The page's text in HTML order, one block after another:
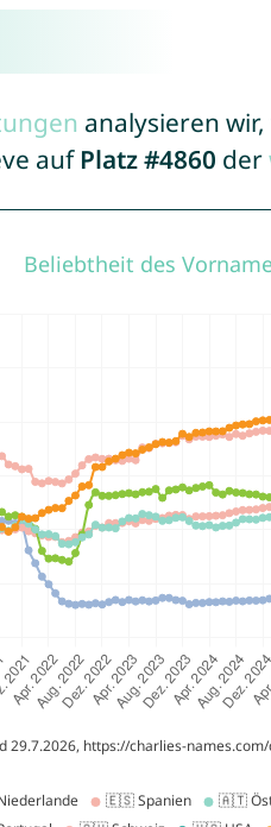
analysieren
auf Platz #4860 der